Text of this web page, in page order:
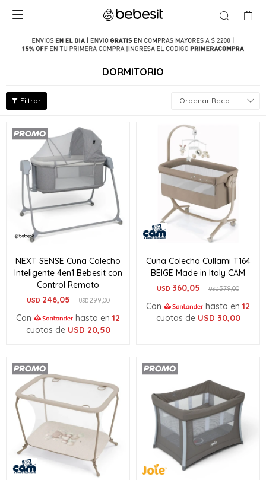

DORMITORIO
Recomendados
NEXT SENSE Cuna Colecho
Inteligente 4en1 Bebesit con
Control Remoto
USD 246,05 USD299,00
Con hasta en 12
cuotas de USD 20,50
Cuna Colecho Cullami T164
BEIGE Made in Italy CAM
USD 360,05 USD379,00
Con hasta en 12
cuotas de USD 30,00